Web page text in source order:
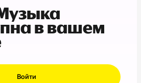
в вашем
Войти